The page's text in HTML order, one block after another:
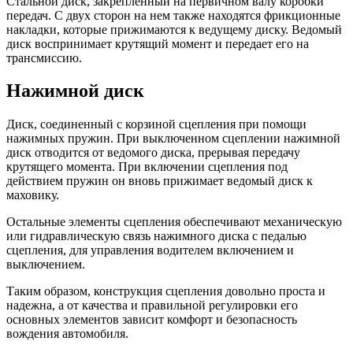
передач. С двух сторон на нем также находятся фрикционные
накладки, которые прижимаются к ведущему диску. Ведомый
диск воспринимает крутящий момент и передает его на
трансмиссию.
Нажимной диск
Диск, соединенный с корзиной сцепления при помощи
нажимных пружин. При выключенном сцеплении нажимной
диск отводится от ведомого диска, прерывая передачу
крутящего момента. При включении сцепления под
действием пружин он вновь прижимает ведомый диск к
маховику.
Остальные элементы сцепления обеспечивают механическую
или гидравлическую связь нажимного диска с педалью
сцепления, для управления водителем включением и
выключением.
Таким образом, конструкция сцепления довольно проста и
надежна, а от качества и правильной регулировки его
основных элементов зависит комфорт и безопасность
вождения автомобиля.